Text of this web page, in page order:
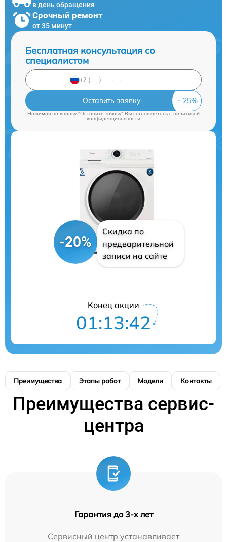
в день обращения
Срочный ремонт
от 35 минут
Бесплатная консультация со
специалистом
Оставить заявку
Нажимая на кнопку "Оставить заявку" Вы соглашаетесь cполитикой
конфиденциальности
-20%
Скидка по
предварительной
записи на сайте
Конец акции
01:13:41
Преимущества Этапы работ Модели Контакты
Преимущества сервис-
центра
Гарантия до 3-х лет
Сервисный центр устанавливает